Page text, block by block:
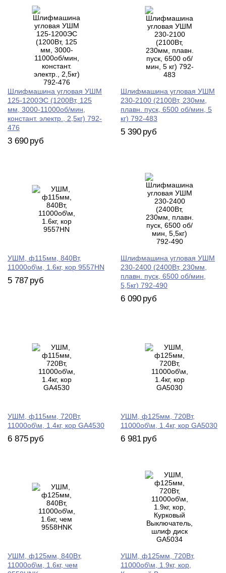
Шлифмашина угловая УШМ
125-1200ЭС (1200Вт, 125
мм, 3000-11000об/мин,
констант. электр., 2,5кг) 792-
476
3 690 руб
Шлифмашина угловая УШМ
230-2100 (2100Вт, 230мм,
плавн. пуск, 6500 об/мин, 5
кг) 792-483
5 390 руб
УШМ, ф115мм, 840Вт,
11000об\м, 1.6кг, кор 9557HN
5 787 руб
Шлифмашина угловая УШМ
230-2400 (2400Вт, 230мм,
плавн. пуск, 6500 об/мин,
5,5кг) 792-490
6 090 руб
УШМ, ф115мм, 720Вт,
11000об\м, 1.4кг, кор GA4530
6 875 руб
УШМ, ф125мм, 720Вт,
11000об\м, 1.4кг, кор GA5030
6 981 руб
УШМ, ф125мм, 840Вт,
11000об\м, 1.6кг, чем
УШМ, ф125мм, 720Вт,
11000об\м, 1.9кг, кор,